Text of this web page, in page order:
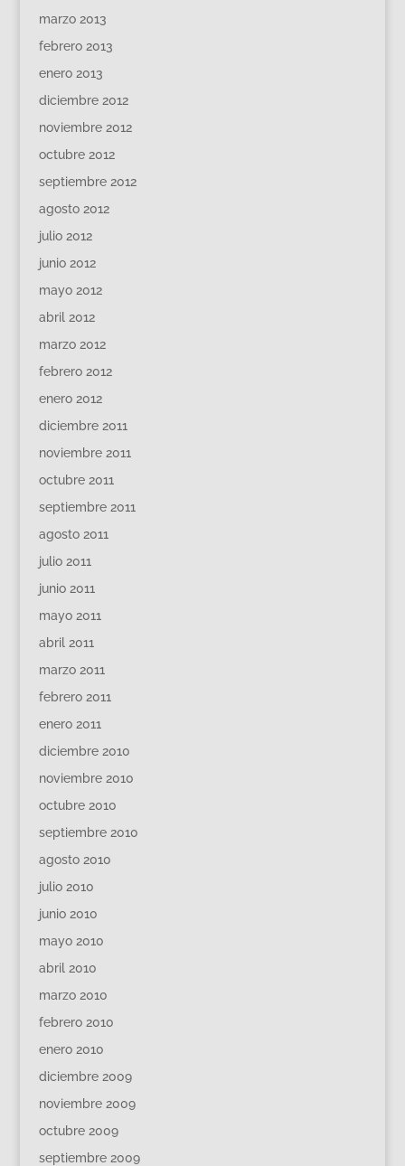
marzo 2013
febrero 2013
enero 2013
diciembre 2012
noviembre 2012
octubre 2012
septiembre 2012
agosto 2012
julio 2012
junio 2012
mayo 2012
abril 2012
marzo 2012
febrero 2012
enero 2012
diciembre 2011
noviembre 2011
octubre 2011
septiembre 2011
agosto 2011
julio 2011
junio 2011
mayo 2011
abril 2011
marzo 2011
febrero 2011
enero 2011
diciembre 2010
noviembre 2010
octubre 2010
septiembre 2010
agosto 2010
julio 2010
junio 2010
mayo 2010
abril 2010
marzo 2010
febrero 2010
enero 2010
diciembre 2009
noviembre 2009
octubre 2009
septiembre 2009